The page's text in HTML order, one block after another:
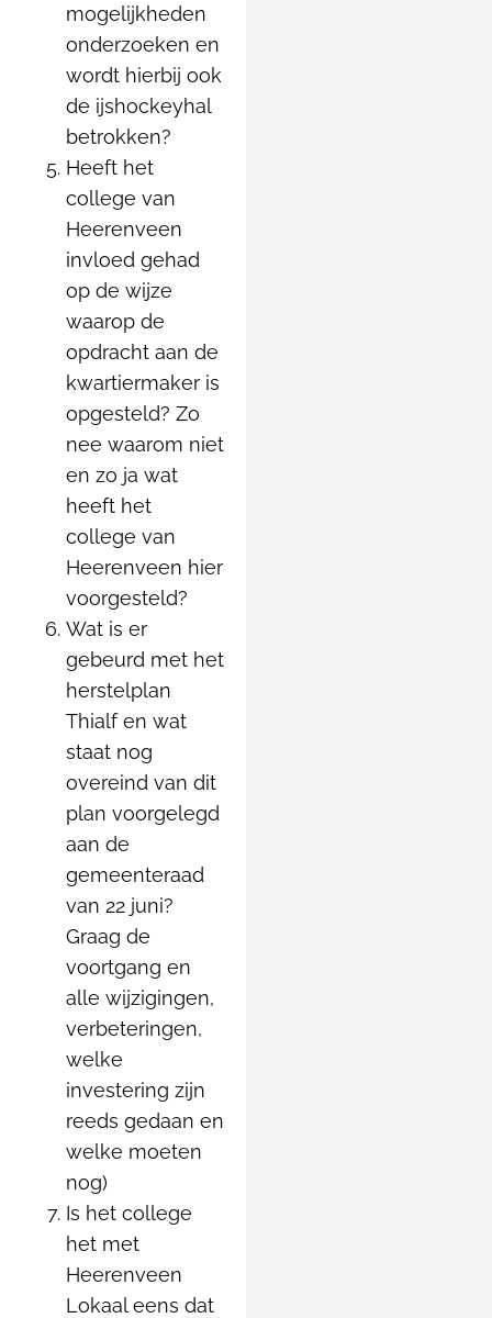
mogelijkheden
onderzoeken en
wordt hierbij ook
de ijshockeyhal
betrokken?
Heeft het
college van
Heerenveen
invloed gehad
op de wijze
waarop de
opdracht aan de
kwartiermaker is
opgesteld? Zo
nee waarom niet
en zo ja wat
heeft het
college van
Heerenveen hier
voorgesteld?
Wat is er
gebeurd met het
herstelplan
Thialf en wat
staat nog
overeind van dit
plan voorgelegd
aan de
gemeenteraad
van 22 juni?
Graag de
voortgang en
alle wijzigingen,
verbeteringen,
welke
investering zijn
reeds gedaan en
welke moeten
nog)
Is het college
het met
Heerenveen
Lokaal eens dat